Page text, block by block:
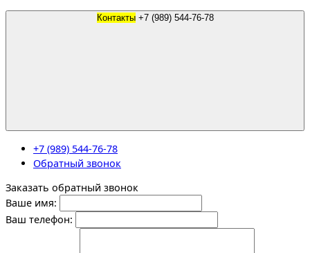
Контакты+7 (989) 544-76-78
+7 (989) 544-76-78
Обратный звонок
Заказать обратный звонок
Ваше имя:
Ваш телефон: